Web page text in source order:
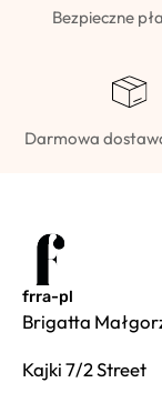
Bezpieczne
Darmowa
frra-pl
Brigatta
Kajki 7/2 Street